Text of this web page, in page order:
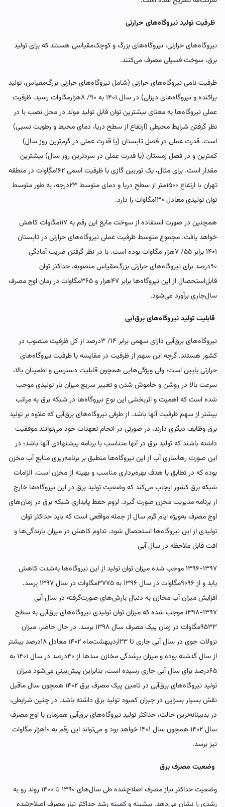
ظرفیت تولید نیروگاه‌‌‌های حرارتی
نیروگاه‌‌‌های حرارتی، نیروگاه‌‌‌های بزرگ و کوچک‌مقیاسی هستند که برای تولید
برق، سوخت فسیلی مصرف می‌کنند.
ظرفیت نامی نیروگاه‌‌‌های حرارتی (شامل نیروگاه‌‌‌های حرارتی بزرگ‌مقیاس، تولید
پراکنده و نیروگاه‌‌‌های دیزلی) در سال ۱۴۰۱ به ۹۰/ ۸هزارمگاوات رسید. ظرفیت
عملی نیروگاه‌‌‌ها به معنای بیشترین توان قابل تولید مولد در محل نصب با در
نظر گرفتن شرایط محیطی (ارتفاع از سطح دریا، دمای محیط و رطوبت نسبی)
است. قدرت عملی در فصل تابستان (یا قدرت عملی در گرم‌ترین روز سال)
کمترین و در فصل زمستان (یا قدرت عملی در سردترین روز سال) بیشترین
مقدار است. برای مثال، یک توربین گازی با ظرفیت اسمی ۱۶۲مگاوات در منطقه
تهران با ارتفاع ۱۵۰۰متر از سطح دریا و دمای متوسط ۲۳درجه، به طور متوسط
توان تولیدی معادل ۱۳۰مگاوات را دارد.
همچنین در صورت استفاده از سوخت مایع این رقم به ۱۱۷مگاوات کاهش
خواهد یافت. مجموع متوسط ظرفیت عملی نیروگاه‌‌‌های حرارتی در تابستان
۱۴۰۱ برابر ۵۵/ ۷‌هزار مگاوات بوده است. با در نظر گرفتن ضریب آمادگی
۹۰‌درصد برای نیروگاه‌های حرارتی بزرگ‌مقیاس منصوبه، حداکثر توان
قابل‌استحصال از این نیروگاه‌‌‌ها برابر ۴۷هزار و ۳۶۵مگاوات در زمان اوج مصرف
سال‌جاری برآورد می‌شود.
قابلیت تولید نیروگاه‌‌‌های برق‌‌‌آبی
نیروگاه‌‌‌های برق‌‌‌آبی دارای سهمی برابر ۱۴/ ۳درصد از کل ظرفیت منصوب در
کشور هستند. گرچه این سهم از ظرفیت در مقایسه با ظرفیت نیروگاه‌‌‌های
حرارتی پایین است؛ ولی ویژگی‌‌‌هایی همچون قابلیت دسترسی و اطمینان بالا،
سرعت بالا در روشن و خاموش شدن و تغییر سریع میزان بار تولیدی موجب
شده است که اهمیت و اثربخشی این نوع نیروگاه‌‌‌ها در شبکه برق به مراتب
بیشتر از سهم ظرفیت آنها باشد. از طرفی نیروگاه‌‌‌های برق‌آبی که علاوه بر تولید
برق وظایف دیگری دارند، در صورتی در انجام تعهدات خود می‌‌‌توانند موفقیت
داشته باشند که تولید برق در آنها متناسب با برنامه پیشنهادی آنها باشد؛ در
این صورت رهاسازی آب از این نیروگاه‌‌‌ها منطبق بر برنامه‌‌‌ریزی منابع آب مخزن
بوده که در تطابق با هدف بهره‌‌‌برداری مناسب و بهینه از مخزن است. الزامات
شبکه برق کشور ایجاب می‌کند که وضعیت تولید برق در این نیروگاه‌‌‌ها خارج
از برنامه مدیریت مخزن صورت گیرد. لزوم حفظ پایداری شبکه برق در زمان‌‌‌های
اوج مصرف به‌ویژه ایام گرم سال از جمله مواقعی است که باید حداکثر توان
تولیدی از این نیروگاه‌‌‌ها استحصال شود. تداوم کاهش در میزان بارندگی‌‌‌ها و
افت قابل ملاحظه در سال آبی
۱۳۹۶-۱۳۹۷ موجب شده میزان توان تولید از این نیروگاه‌‌‌ها به‌شدت کاهش
یابد و از ۹۰۹۶مگاوات در سال ۱۳۹۶ به ۳۷۷۵مگاوات در سال ۱۳۹۷ برسد.
افزایش میزان آب مخازن به دنبال بارش‌‌‌های صورت‌گرفته در سال آبی
۱۳۹۷-۱۳۹۸ موجب شده که میزان توان تولیدی نیروگاه‌‌‌های برق‌‌‌آبی به سطح
۹۵۳۳مگاوات در زمان پیک مصرف سال ۱۳۹۸ برسد. در حال حاضر، میزان
نزولات جوی در سال آبی جاری تا ۲۳اردیبهشت‌ماه ۱۴۰۲ معادل ۱۸‌درصد بیشتر
از سال گذشته بوده و میزان پرشدگی مخازن سدها از ۴۰‌درصد در سال ۱۴۰۱ به
۶۵‌درصد برای سال آبی جاری رسیده است، بنابراین پیش‌بینی می‌شود میزان
تولید نیروگاه‌‌‌های برق‌‌‌آبی در تامین پیک مصرف برق ۱۴۰۲ همچون سال ماقبل
نقش بسیار بسزایی در جبران کمبود تولید برق داشته باشد. در چنین شرایطی،
در بدبینانه‌‌‌ترین حالت، حداکثر تولید نیروگاه‌های برق‌آبی همزمان با اوج مصرف
سال ۱۴۰۲ همچون سال ۱۴۰۱ خواهد بود و می‌‌‌تواند این رقم به ۱۰‌هزار مگاوات
نیز برسد.
وضعیت مصرف برق
وضعیت حداکثر نیاز مصرف اصلاح‌شده طی سال‌های ۱۳۹۰ تا ۱۴۰۰ روند رو به
رشدی را نشان می‌دهد. بیشینه و کمینه رشد حداکثر نیاز مصرف اصلاح‌شده